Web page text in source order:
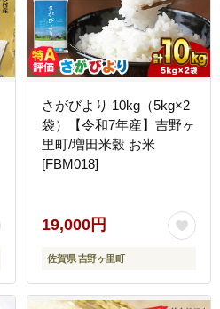
さがびより 10kg（5kg×2
袋）【令和7年産】吉野ヶ
里町/増田米穀 お米
[FBM018]
19,000円
佐賀県 吉野ヶ里町